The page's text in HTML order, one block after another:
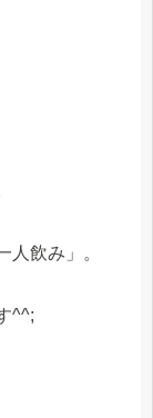
人飲み」。
^^;